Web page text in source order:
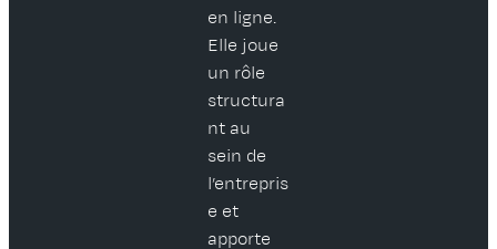
en ligne.
Elle joue
un rôle
structura
nt au
sein de
l’entrepris
e et
apporte